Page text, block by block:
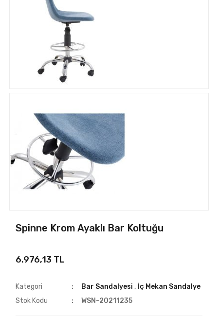
Spinne Krom Ayaklı Bar Koltuğu
6.976,13 TL
Kategori Bar Sandalyesi , İç Mekan Sandalye
Stok Kodu
WSN-20211235